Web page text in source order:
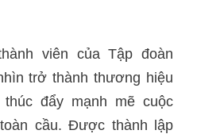
viên của Tập đoàn
trở thành thương hiệu
đẩy mạnh mẽ cuộc
cầu. Được thành lập